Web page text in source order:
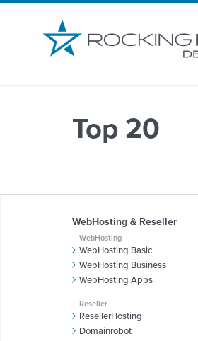
-->
Top 20
WebHosting & Reseller
WebHosting
WebHosting Basic
WebHosting Business
WebHosting Apps
Reseller
ResellerHosting
Domainrobot